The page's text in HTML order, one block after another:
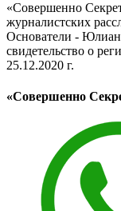
«Совершенно
журналистских
Основатели -
свидетельство о
25.12.2020 г.
«Совершенно